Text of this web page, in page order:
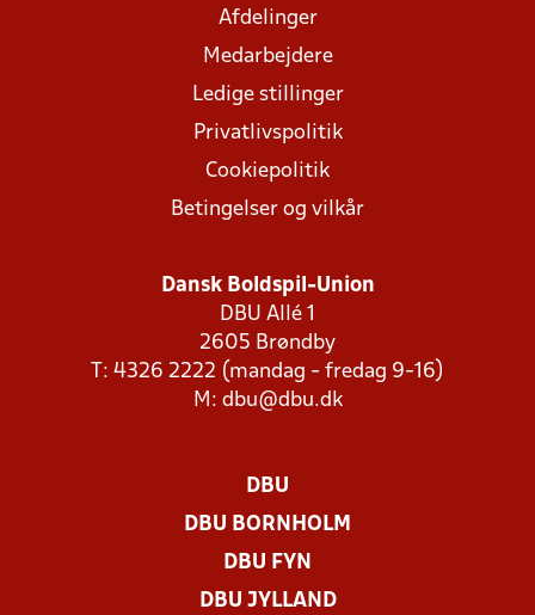
Afdelinger
Medarbejdere
Ledige stillinger
Privatlivspolitik
Cookiepolitik
Betingelser og vilkår
Dansk Boldspil-Union
DBU Allé 1
2605 Brøndby
T: 4326 2222 (mandag - fredag 9-16)
M: dbu@dbu.dk
DBU
DBU BORNHOLM
DBU FYN
DBU JYLLAND